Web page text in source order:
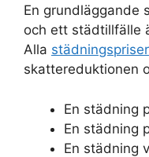
En grundläggande
och ett städtillfälle
Alla städningspriser
skattereduktionen
En städning
En städning
En städning